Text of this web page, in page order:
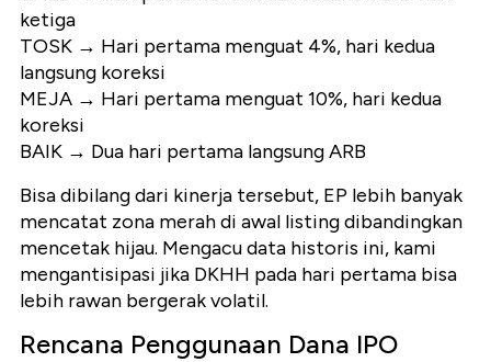
ketiga
TOSK → Hari pertama menguat 4%, hari kedua
langsung koreksi
MEJA → Hari pertama menguat 10%, hari kedua
koreksi
BAIK → Dua hari pertama langsung ARB
Bisa dibilang dari kinerja tersebut, EP lebih banyak
mencatat zona merah di awal listing dibandingkan
mencetak hijau. Mengacu data historis ini, kami
mengantisipasi jika DKHH pada hari pertama bisa
lebih rawan bergerak volatil.
Rencana Penggunaan Dana IPO